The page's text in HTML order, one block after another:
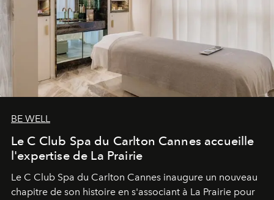
BE WELL
Le C Club Spa du Carlton Cannes accueille
l'expertise de La Prairie
Le C Club Spa du Carlton Cannes inaugure un nouveau
chapitre de son histoire en s'associant à La Prairie pour